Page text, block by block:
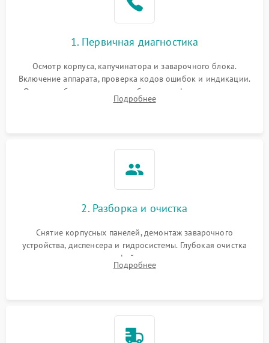
1. Первичная диагностика
Осмотр корпуса, капучинатора и заварочного блока.
Включение аппарата, проверка кодов ошибок и индикации.
Оценка работы помпы, термоблока и кофемолки на слух.
Измерение температуры и давления воды для выявления
Подробнее
2. Разборка и очистка
Снятие корпусных панелей, демонтаж заварочного
устройства, диспенсера и гидросистемы. Глубокая очистка
внутренних узлов от кофейных масел, жмыха и накипи.
Промывка дренажных каналов и фильтров с использованием
Подробнее